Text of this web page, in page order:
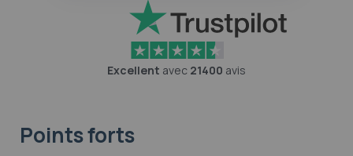
Excellent avec 21400 avis
Points forts